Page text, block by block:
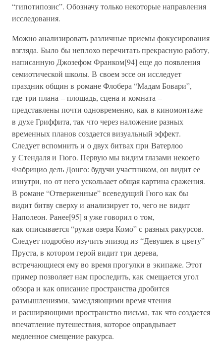
“гипотипозис”. Обозначу только некоторые направления
исследования.
Можно анализировать различные приемы фокусирования
взгляда. Было бы неплохо перечитать прекрасную работу,
написанную Джозефом Франком[94] еще до появления
семиотической школы. В своем эссе он исследует
праздник общин в романе Флобера “Мадам Бовари”,
где три плана – площадь, сцена и комната –
представлены почти одновременно, как в киномонтаже
в духе Гриффита, так что через наложение разных
временных планов создается визуальный эффект.
Следует вспомнить и о двух битвах при Ватерлоо
у Стендаля и Гюго. Первую мы видим глазами некоего
Фабрицио дель Донго: будучи участником, он видит ее
изнутри, но от него ускользает общая картина сражения.
В романе “Отверженные” всеведущий Гюго как бы
видит битву сверху и анализирует то, чего не видит
Наполеон. Ранее[95] я уже говорил о том,
как описывается “рукав озера Комо” с разных ракурсов.
Следует подробно изучить эпизод из “Девушек в цвету”
Пруста, в котором герой видит три дерева,
встречающиеся ему во время прогулки в экипаже. Этот
пример позволяет нам проследить, как смещается угол
обзора и как описание пространства дробится
размышлениями, замедляющими время чтения
и расширяющими пространство письма, так что создается
впечатление путешествия, которое оправдывает
медленное смещение ракурса.